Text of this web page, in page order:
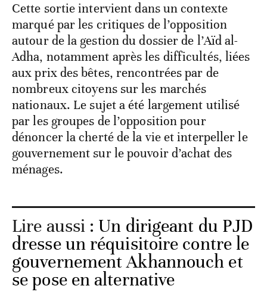
Cette sortie intervient dans un contexte
marqué par les critiques de l’opposition
autour de la gestion du dossier de l’Aïd al-
Adha, notamment après les difficultés, liées
aux prix des bêtes, rencontrées par de
nombreux citoyens sur les marchés
nationaux. Le sujet a été largement utilisé
par les groupes de l’opposition pour
dénoncer la cherté de la vie et interpeller le
gouvernement sur le pouvoir d’achat des
ménages.
Lire aussi : Un dirigeant du PJD
dresse un réquisitoire contre le
gouvernement Akhannouch et
se pose en alternative